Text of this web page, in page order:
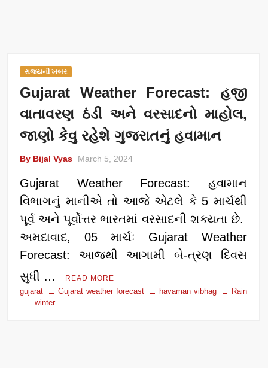
રાજ્યની ખબર
Gujarat Weather Forecast: હજી
વાતાવરણ ઠંડી અને વરસાદનો માહોલ,
જાણો કેવુ રહેશે ગુજરાતનું હવામાન
By Bijal Vyas March 5, 2024
Gujarat Weather Forecast: હવામાન
વિભાગનું માનીએ તો આજે એટલે કે 5 માર્ચથી
પૂર્વ અને પૂર્વોત્તર ભારતમાં વરસાદની શક્યતા છે.
અમદાવાદ, 05 માર્ચઃ Gujarat Weather
Forecast: આજથી આગામી બે-ત્રણ દિવસ
સુધી …
READ MORE
gujarat Gujarat weather forecast havaman vibhag
Rain
winter